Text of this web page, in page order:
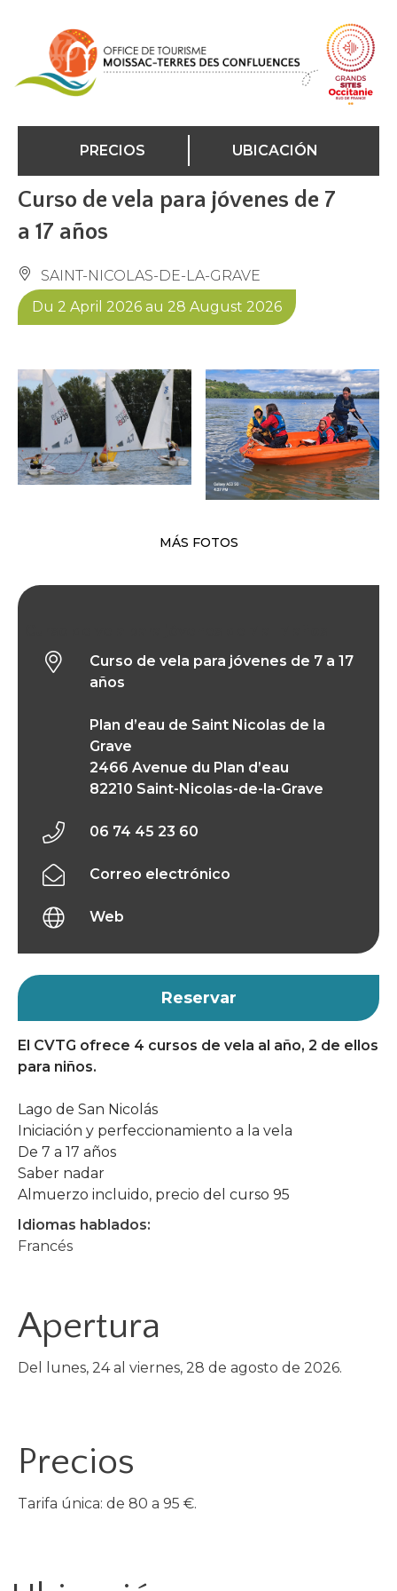
PRECIOS UBICACIÓN
Curso de vela para jóvenes de 7
a 17 años
SAINT-NICOLAS-DE-LA-GRAVE
Du 2 April 2026 au 28 August 2026
MÁS FOTOS
El CVTG ofrece 4 cursos de vela al año, 2 de ellos
para niños.
Lago de San Nicolás
Iniciación y perfeccionamiento a la vela
De 7 a 17 años
Saber nadar
Almuerzo incluido, precio del curso 95
Idiomas hablados:
Francés
Apertura
Del lunes, 24 al viernes, 28 de agosto de 2026.
Precios
Tarifa única: de 80 a 95 €.
Curso de vela para jóvenes de 7 a 17
años
Plan d’eau de Saint Nicolas de la
Grave
2466 Avenue du Plan d’eau
82210 Saint-Nicolas-de-la-Grave
06 74 45 23 60
Correo electrónico
Web
Reservar